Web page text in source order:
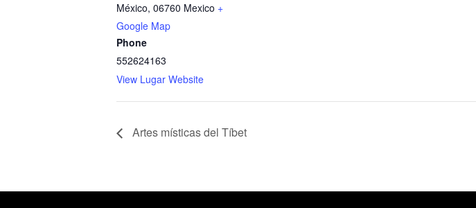
México, 06760 Mexico +
Google Map
Phone
552624163
View Lugar Website
Artes místicas del Tíbet